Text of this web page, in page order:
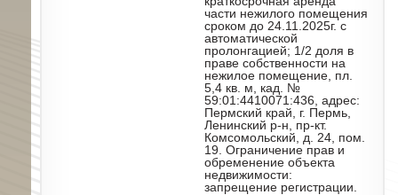
части нежилого помещения
сроком до 24.11.2025г. с
автоматической
пролонгацией; 1/2 доля в
праве собственности на
нежилое помещение, пл.
5,4 кв. м, кад. №
59:01:4410071:436, адрес:
Пермский край, г. Пермь,
Ленинский р-н, пр-кт.
Комсомольский, д. 24, пом.
19. Ограничение прав и
обременение объекта
недвижимости:
запрещение регистрации.